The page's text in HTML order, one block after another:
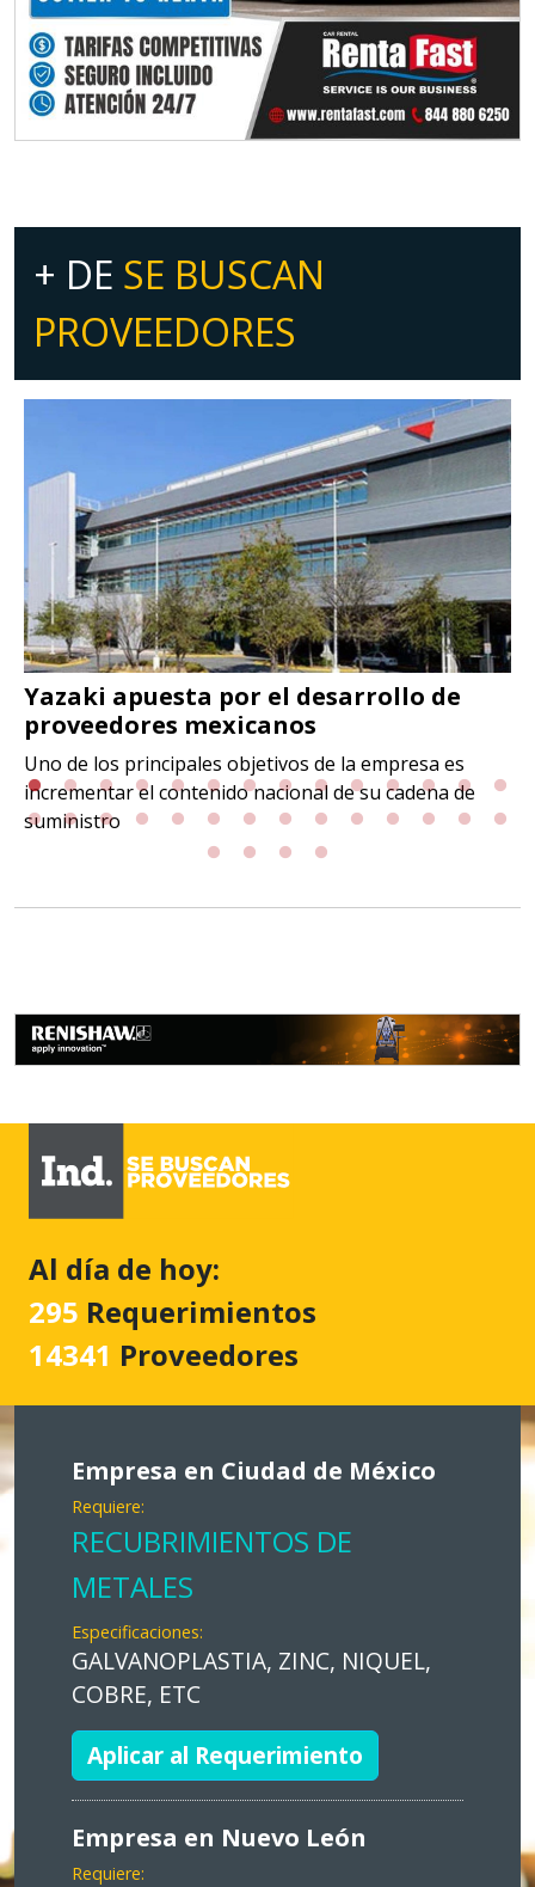
+ DE SE BUSCAN
PROVEEDORES
Yazaki apuesta por el desarrollo de
proveedores mexicanos
Uno de los principales objetivos de la empresa es
incrementar el contenido nacional de su cadena de
suministro
Al día de hoy:
295 Requerimientos
14341 Proveedores
Empresa en Ciudad de México
Requiere:
RECUBRIMIENTOS DE
METALES
Especificaciones:
GALVANOPLASTIA, ZINC, NIQUEL,
COBRE, ETC
Aplicar al Requerimiento
Empresa en Nuevo León
Requiere: